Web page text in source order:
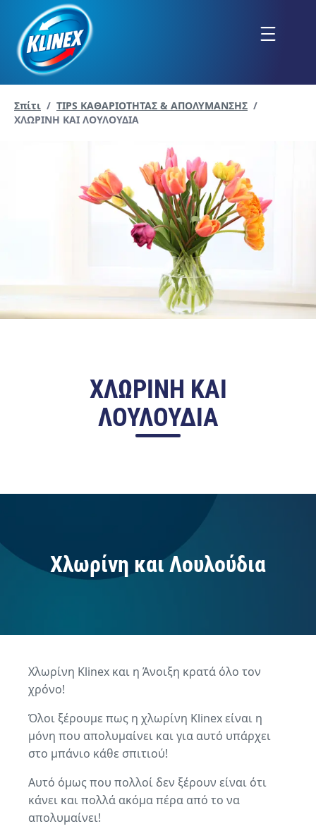
Μετάβαση
περιεχόμενο
Σπίτι / TIPS ΚΑΘΑΡΙΟΤΗΤΑΣ & ΑΠΟΛΥΜΑΝΣΗΣ /
Current page:
ΧΛΩΡΙΝΗ ΚΑΙ ΛΟΥΛΟΥΔΙΑ
ΧΛΩΡΙΝΗ ΚΑΙ
ΛΟΥΛΟΥΔΙΑ
Χλωρίνη και Λουλούδια
Χλωρίνη Klinex και η Άνοιξη κρατά όλο τον
χρόνο!
Όλοι ξέρουμε πως η χλωρίνη Klinex είναι η
μόνη που απολυμαίνει και για αυτό υπάρχει
στο μπάνιο κάθε σπιτιού!
Αυτό όμως που πολλοί δεν ξέρουν είναι ότι
κάνει και πολλά ακόμα πέρα από το να
απολυμαίνει!